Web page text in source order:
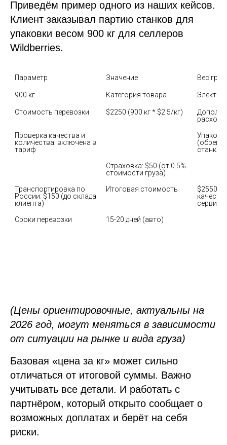
Приведём пример одного из наших кейсов.
Клиент заказывал партию станков для
упаковки весом 900 кг для селлеров
Wildberries.
Параметр Значение Вес
900 кг Категория товара
Стоимость перевозки $2250 (900 кг * $2.5/кг)
расходы
Проверка качества и
количества: включена в
тариф
станков)
Страховка: $50 (от 0.5%
стоимости груза)
Транспортировка по
России: $150 (до склада
клиента)
Итоговая стоимость
$2550 (с
Сроки перевозки
(Цены ориентировочные, актуальны на
2026 год, могут меняться в зависимости
от ситуации на рынке и вида груза)
Базовая «цена за кг» может сильно
отличаться от итоговой суммы. Важно
учитывать все детали. И работать с
партнёром, который открыто сообщает о
возможных доплатах и берёт на себя
риски.